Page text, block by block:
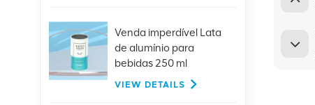
Venda imperdível Lata
de alumínio para
bebidas 250 ml
elegante com tampa
VIEW DETAILS